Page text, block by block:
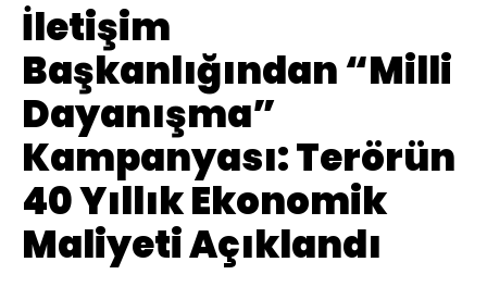
İletişim
Başkanlığından “Milli
Dayanışma”
Kampanyası: Terörün
40 Yıllık Ekonomik
Maliyeti Açıklandı